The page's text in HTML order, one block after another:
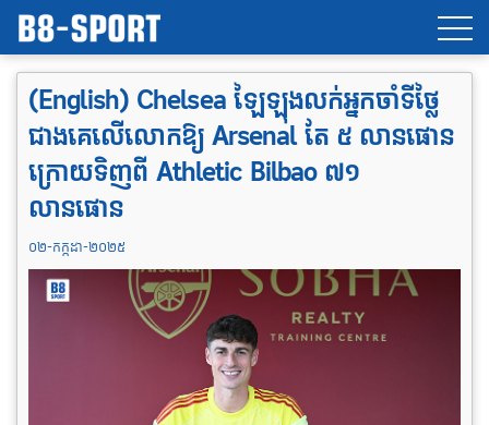
(English) Chelsea ឡៃឡុងលក់អ្នកចាំទីថ្លៃ
ជាងគេលើលោកឱ្យ Arsenal តែ ៥ លានផោន
ក្រោយទិញពី Athletic Bilbao ៧១
លានផោន
០២-កក្កដា-២០២៥